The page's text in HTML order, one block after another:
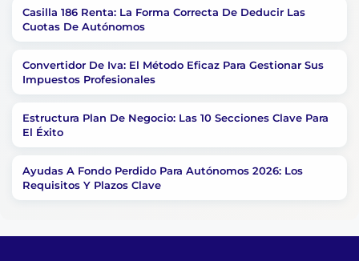
Casilla 186 Renta: La Forma Correcta De Deducir Las
Cuotas De Autónomos
Convertidor De Iva: El Método Eficaz Para Gestionar Sus
Impuestos Profesionales
Estructura Plan De Negocio: Las 10 Secciones Clave Para
El Éxito
Ayudas A Fondo Perdido Para Autónomos 2026: Los
Requisitos Y Plazos Clave